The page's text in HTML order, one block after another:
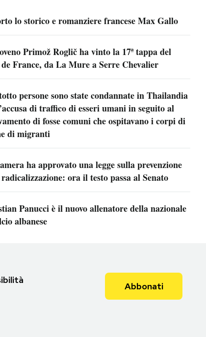
lo storico e romanziere francese Max Gallo
Primož Roglič ha vinto la 17ª tappa del
France, da La Mure a Serre Chevalier
persone sono state condannate in Thailandia
di traffico di esseri umani in seguito al
di fosse comuni che ospitavano i corpi di
di migranti
ha approvato una legge sulla prevenzione
ora il testo passa al Senato
Panucci è il nuovo allenatore della nazionale
albanese
Abbonati